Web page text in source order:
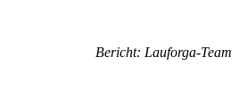
Bericht: Lauforga-Team